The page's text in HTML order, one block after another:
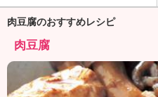
ん
な
の
肉豆腐のおすすめレシピ
肉豆腐